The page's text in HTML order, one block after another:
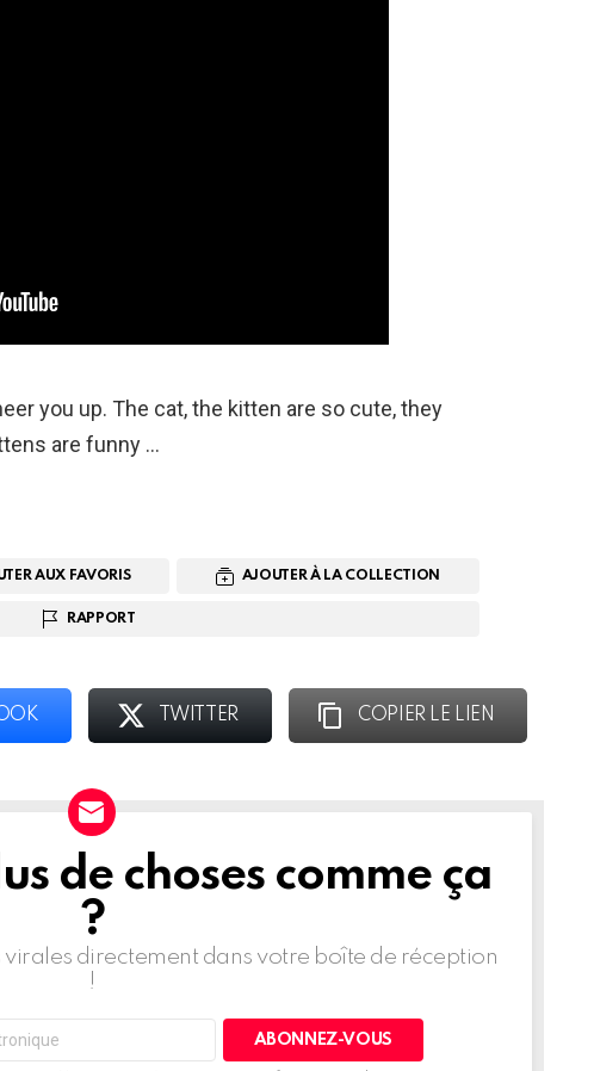
you up. The cat, the kitten are so cute, they
are funny …
AUX FAVORIS AJOUTER À LA COLLECTION
RAPPORT
TWITTER COPIER LE LIEN
de choses comme ça
?
virales directement dans votre boîte de réception
!